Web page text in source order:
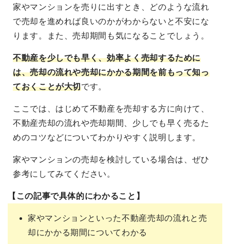
家やマンションを売りに出すとき、どのような流れ
で売却を進めれば良いのかがわからないと不安にな
ります。また、売却期間も気になることでしょう。
不動産を少しでも早く、効率よく売却するために
は、売却の流れや売却にかかる期間を前もって知っ
ておくことが大切です。
ここでは、はじめて不動産を売却する方に向けて、
不動産売却の流れや売却期間、少しでも早く売るた
めのコツなどについてわかりやすく説明します。
家やマンションの売却を検討している場合は、ぜひ
参考にしてみてください。
【この記事で具体的にわかること】
家やマンションといった不動産売却の流れと売
却にかかる期間についてわかる